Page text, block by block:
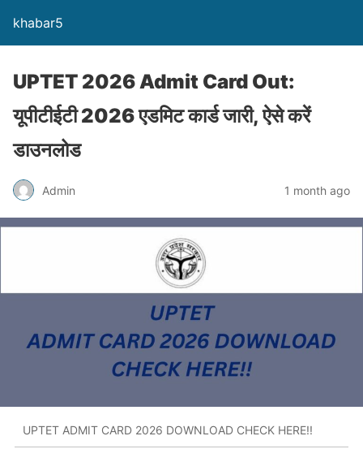
khabar5
UPTET 2026 Admit Card Out:
यूपीटीईटी 2026 एडमिट कार्ड जारी, ऐसे करें
डाउनलोड
Admin 1 month ago
UPTET ADMIT CARD 2026 DOWNLOAD CHECK HERE!!